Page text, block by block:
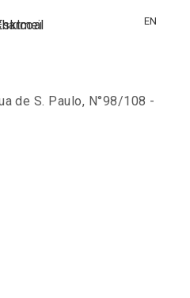
EN
de S. Paulo, N°98/108 -